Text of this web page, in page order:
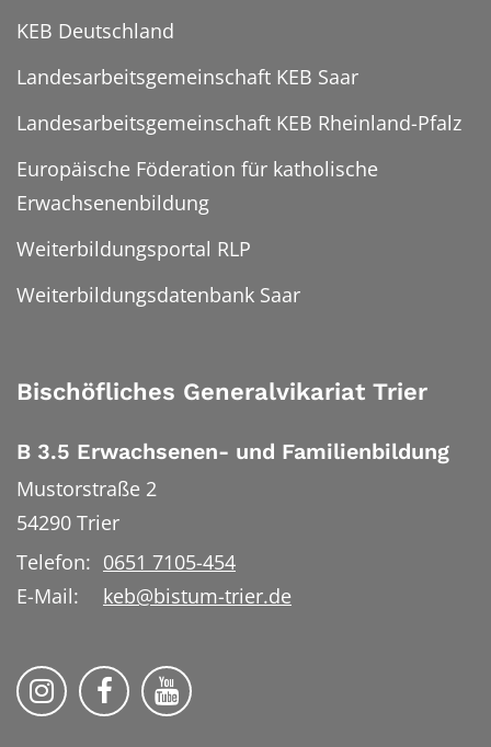
KEB Deutschland
Landesarbeitsgemeinschaft KEB Saar
Landesarbeitsgemeinschaft KEB Rheinland-Pfalz
Europäische Föderation für katholische
Erwachsenenbildung
Weiterbildungsportal RLP
Weiterbildungsdatenbank Saar
Bischöfliches Generalvikariat Trier
B 3.5 Erwachsenen- und Familienbildung
Mustorstraße 2
54290 Trier
Telefon: 0651 7105-454
E-Mail:
keb@bistum-trier.de
KEB Bildung Leben auf Instagram
KEB Bildung Leben auf Facebook
KEB Bildung Leben auf